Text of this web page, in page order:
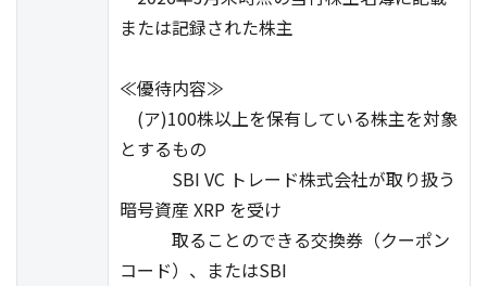
または記録された株主
≪優待内容≫
(ア)100株以上を保有している株主を対象
とするもの
SBI VC トレード株式会社が取り扱う
暗号資産 XRP を受け
取ることのできる交換券（クーポン
コード）、またはSBI